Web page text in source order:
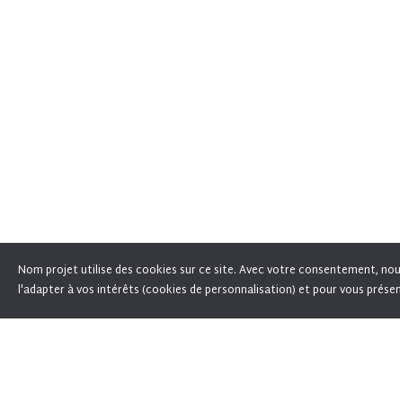
En poursuivant votre navigation sur ce
Nom projet utilise des cookies sur ce site. Avec votre consentement,
l'adapter à vos intérêts (cookies de personnalisation) et pour vous